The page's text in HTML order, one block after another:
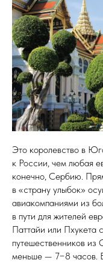
Это королевство в
к России, чем любая
конечно, Сербию.
в «страну улыбок»
авиакомпаниями из
в пути для жителей
Паттайи или Пхукета
путешественников из
меньше — 7−8 часов.